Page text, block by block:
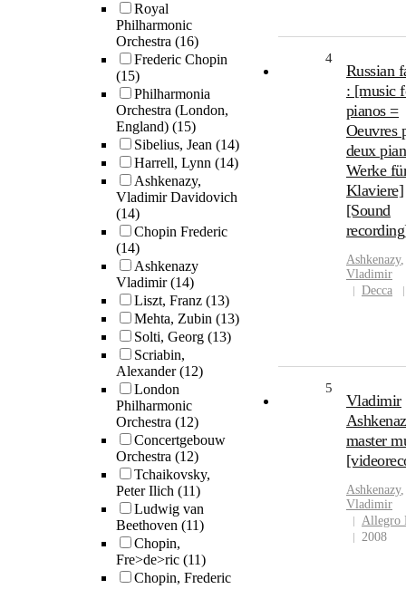
Royal
Philharmonic
Orchestra (16)
Frederic Chopin
(15)
Philharmonia
Orchestra (London,
England) (15)
Sibelius, Jean (14)
Harrell, Lynn (14)
Ashkenazy,
Vladimir Davidovich
(14)
Chopin Frederic
(14)
Ashkenazy
Vladimir(14)
Liszt, Franz (13)
Mehta, Zubin (13)
Solti, Georg (13)
Scriabin,
Alexander(12)
London
Philharmonic
Orchestra (12)
Concertgebouw
Orchestra (12)
Tchaikovsky,
Peter Ilich (11)
Ludwig van
Beethoven (11)
Chopin,
Fre>de>ric (11)
Chopin, Frederic
4
Russian
: [music
pianos =
Oeuvres
deux
Werke
Klaviere]
[Sound
Ashkenazy,
Vladimir
Decca
5
Vladimir
master
Ashkenazy,
Vladimir
Allegro
2008